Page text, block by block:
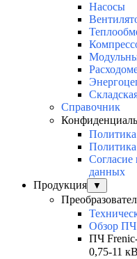
Насосы
Справочник
Согласие
данных
Продукция
▼
Обзор
ПЧ
0,75-11